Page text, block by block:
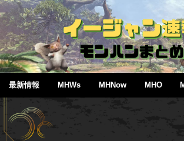
最新情報 MHWs MHNow MHO